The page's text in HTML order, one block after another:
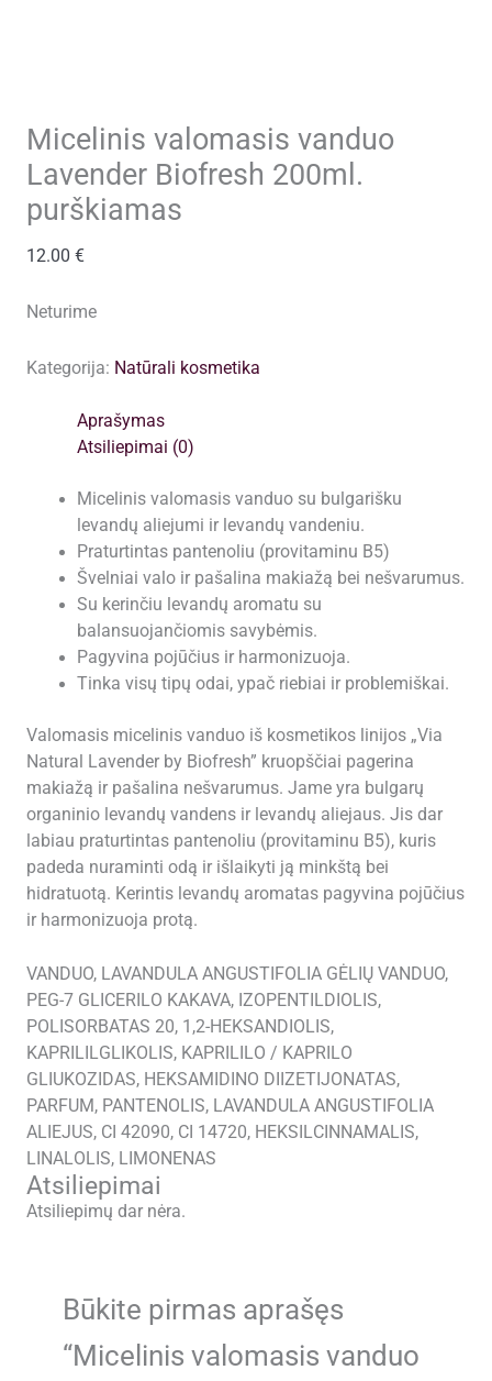
Micelinis valomasis vanduo
Lavender Biofresh 200ml.
purškiamas
12.00 €
Neturime
Kategorija: Natūrali kosmetika
Aprašymas
Atsiliepimai (0)
Micelinis valomasis vanduo su bulgarišku
levandų aliejumi ir levandų vandeniu.
Praturtintas pantenoliu (provitaminu B5)
Švelniai valo ir pašalina makiažą bei nešvarumus.
Su kerinčiu levandų aromatu su
balansuojančiomis savybėmis.
Pagyvina pojūčius ir harmonizuoja.
Tinka visų tipų odai, ypač riebiai ir problemiškai.
Valomasis micelinis vanduo iš kosmetikos linijos „Via
Natural Lavender by Biofresh” kruopščiai pagerina
makiažą ir pašalina nešvarumus. Jame yra bulgarų
organinio levandų vandens ir levandų aliejaus. Jis dar
labiau praturtintas pantenoliu (provitaminu B5), kuris
padeda nuraminti odą ir išlaikyti ją minkštą bei
hidratuotą. Kerintis levandų aromatas pagyvina pojūčius
ir harmonizuoja protą.
VANDUO, LAVANDULA ANGUSTIFOLIA GĖLIŲ VANDUO,
PEG-7 GLICERILO KAKAVA, IZOPENTILDIOLIS,
POLISORBATAS 20, 1,2-HEKSANDIOLIS,
KAPRILILGLIKOLIS, KAPRILILO / KAPRILO
GLIUKOZIDAS, HEKSAMIDINO DIIZETIJONATAS,
PARFUM, PANTENOLIS, LAVANDULA ANGUSTIFOLIA
ALIEJUS, CI 42090, CI 14720, HEKSILCINNAMALIS,
LINALOLIS, LIMONENAS
Atsiliepimai
Atsiliepimų dar nėra.
Būkite pirmas aprašęs
“Micelinis valomasis vanduo